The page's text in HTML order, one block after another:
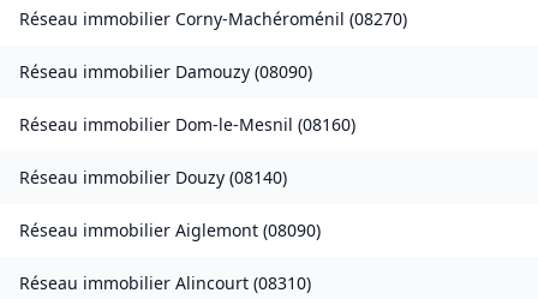
Réseau immobilier Corny-Machéroménil (08270)
Réseau immobilier Damouzy (08090)
Réseau immobilier Dom-le-Mesnil (08160)
Réseau immobilier Douzy (08140)
Réseau immobilier Aiglemont (08090)
Réseau immobilier Alincourt (08310)